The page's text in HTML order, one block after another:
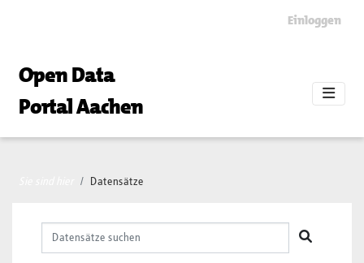
Einloggen
Open Data
Portal Aachen
Datensätze